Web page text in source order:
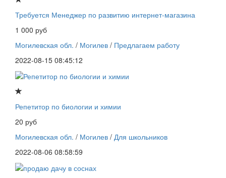
Требуется Менеджер по развитию интернет-магазина
1 000 руб
Могилевская обл. / Могилев / Предлагаем работу
2022-08-15 08:45:12
Репетитор по биологии и химии
20 руб
Могилевская обл. / Могилев / Для школьников
2022-08-06 08:58:59